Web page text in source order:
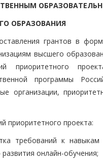
ОБРАЗОВАНИЯ
грантов в
высшего
приоритетного
программы
организации,
приоритетного проекта:
требований к
онлайн-обучения;